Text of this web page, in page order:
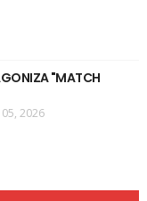
"MATCH
2026